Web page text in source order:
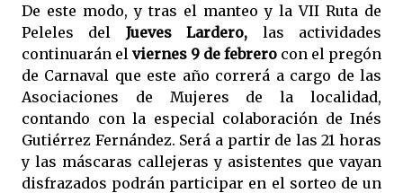
De este modo, y tras el manteo y la VII Ruta de
Peleles del Jueves Lardero, las actividades
continuarán el viernes 9 de febrero con el pregón
de Carnaval que este año correrá a cargo de las
Asociaciones de Mujeres de la localidad,
contando con la especial colaboración de Inés
Gutiérrez Fernández. Será a partir de las 21 horas
y las máscaras callejeras y asistentes que vayan
disfrazados podrán participar en el sorteo de un